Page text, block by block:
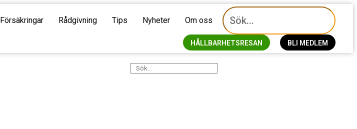
Försäkringar Rådgivning Tips Nyheter Om oss
HÅLLBARHETSRESAN BLI MEDLEM